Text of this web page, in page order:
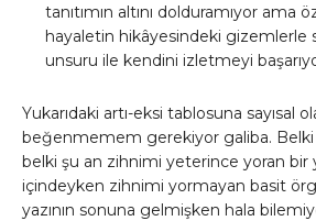
tanıtımın altını dolduramıyor ama
hayaletin hikâyesindeki gizemlerle
unsuru ile kendini izletmeyi
Yukarıdaki artı-eksi tablosuna sayısal
beğenmemem gerekiyor galiba.
belki şu an zihnimi yeterince yoran bir
içindeyken zihnimi yormayan basit
yazının sonuna gelmişken hala